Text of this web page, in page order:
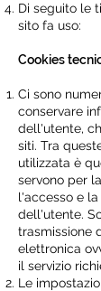
Di seguito le
sito fa uso:
Cookies
Ci sono
conservare
dell'utente,
siti. Tra
utilizzata è
servono per
l'accesso e
dell'utente.
trasmissione
elettronica
il servizio
Le